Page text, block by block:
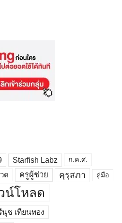
Starfish Labz ก.ค.ศ.
ด ครูผู้ช่วย คุรุสภา คู่มือ
น์โหลด
นุช เทียนทอง